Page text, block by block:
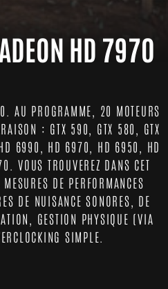
HD 7970
AU PROGRAMME, 20 MOTEURS
: GTX 590, GTX 580, GTX
6990, HD 6970, HD 6950, HD
TROUVEREZ DANS CET
DE PERFORMANCES
DE NUISANCE SONORES, DE
GESTION PHYSIQUE (VIA
SIMPLE.